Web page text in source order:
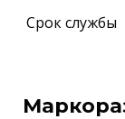
Срок службы